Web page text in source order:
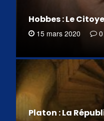
Hobbes : Le
15 mars 2020 0
Platon : La